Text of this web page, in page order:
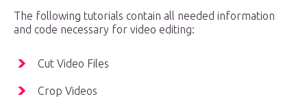
The following tutorials contain all needed information
and code necessary for video editing:
Cut Video Files
Crop Videos